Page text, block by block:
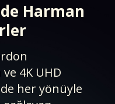
Harman
4K UHD
her yönüyle